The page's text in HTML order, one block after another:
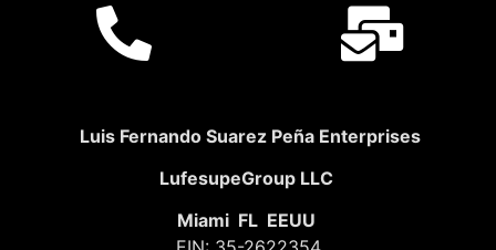
Luis Fernando Suarez Peña Enterprises
LufesupeGroup LLC
Miami FL EEUU